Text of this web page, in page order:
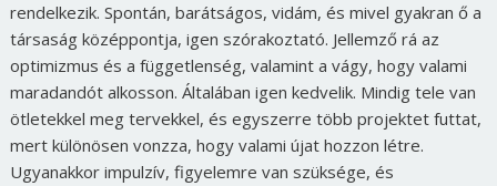
rendelkezik. Spontán, barátságos, vidám, és mivel gyakran ő a
társaság középpontja, igen szórakoztató. Jellemző rá az
optimizmus és a függetlenség, valamint a vágy, hogy valami
maradandót alkosson. Általában igen kedvelik. Mindig tele van
ötletekkel meg tervekkel, és egyszerre több projektet futtat,
mert különösen vonzza, hogy valami újat hozzon létre.
Ugyanakkor impulzív, figyelemre van szüksége, és